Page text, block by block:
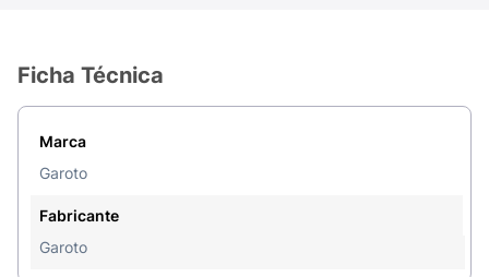
CAJU, CASTANHA-DO-PARÁ, AVELÃ, NOZES,
AVEIA, CENTEIO, CEVADA;TRIGO. CONTÉM
LACTOSE. CONTÉM GLÚTEN.
ALÉRGICOS: CONTÉM AMENDOIM E DERIVADOS
DE LEITE E DE SOJA. PODE CONTER AMÊNDOA,
AVELÃ, NOZES, AVEIA, CENTEIO, CEVADA
Ficha Técnica
Marca
Garoto
Fabricante
Garoto